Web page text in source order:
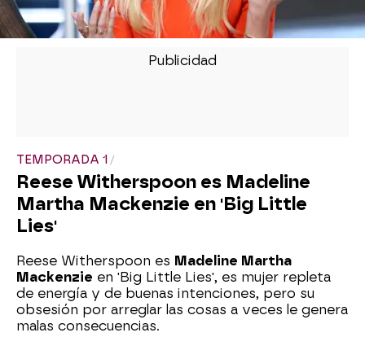
TEMPORADA 1
Reese Witherspoon es Madeline
Martha Mackenzie en 'Big Little
Lies'
Reese Witherspoon es Madeline Martha
Mackenzie en 'Big Little Lies', es mujer repleta
de energía y de buenas intenciones, pero su
obsesión por arreglar las cosas a veces le genera
malas consecuencias.